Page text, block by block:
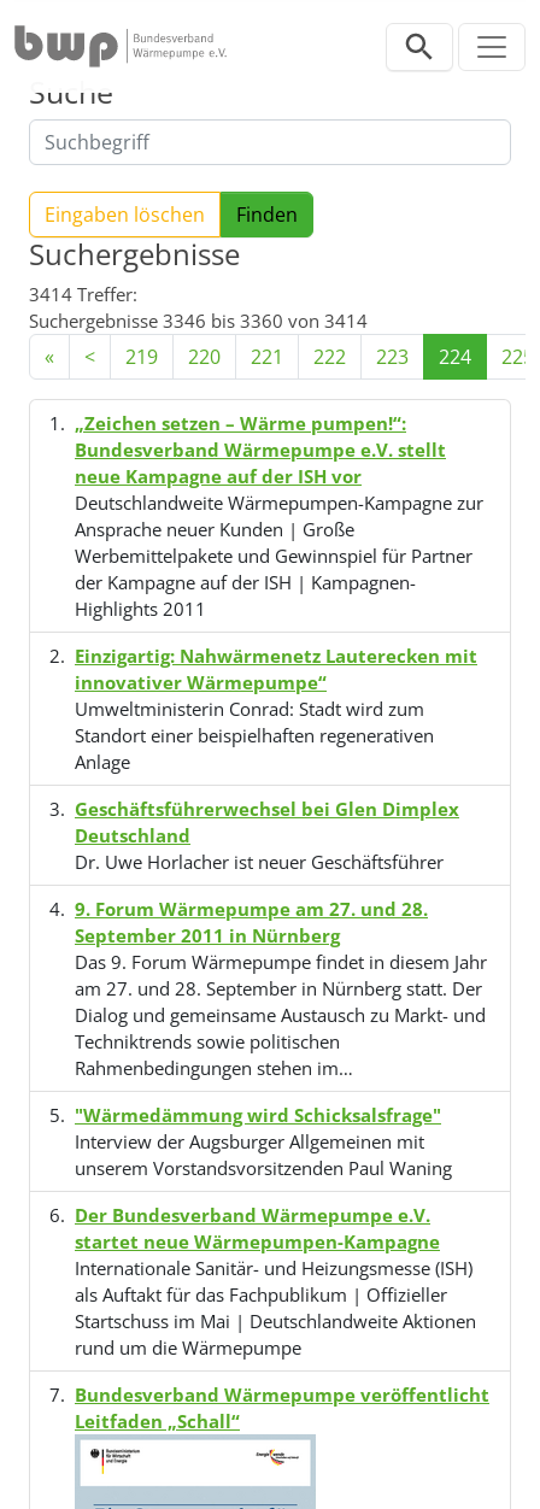
Suche
Eingaben löschen
Suchergebnisse
3414 Treffer:
Suchergebnisse 3346 bis 3360 von 3414
« < 219 220 221 222 223 224 225
„Zeichen setzen – Wärme pumpen!“:
Bundesverband Wärmepumpe e.V. stellt
neue Kampagne auf der ISH vor
Deutschlandweite Wärmepumpen-Kampagne zur
Ansprache neuer Kunden | Große
Werbemittelpakete und Gewinnspiel für Partner
der Kampagne auf der ISH | Kampagnen-
Highlights 2011
Einzigartig: Nahwärmenetz Lauterecken mit
innovativer Wärmepumpe“
Umweltministerin Conrad: Stadt wird zum
Standort einer beispielhaften regenerativen
Anlage
Geschäftsführerwechsel bei Glen Dimplex
Deutschland
Dr. Uwe Horlacher ist neuer Geschäftsführer
9. Forum Wärmepumpe am 27. und 28.
September 2011 in Nürnberg
Das 9. Forum Wärmepumpe findet in diesem Jahr
am 27. und 28. September in Nürnberg statt. Der
Dialog und gemeinsame Austausch zu Markt- und
Techniktrends sowie politischen
Rahmenbedingungen stehen im…
"Wärmedämmung wird Schicksalsfrage"
Interview der Augsburger Allgemeinen mit
unserem Vorstandsvorsitzenden Paul Waning
Der Bundesverband Wärmepumpe e.V.
startet neue Wärmepumpen-Kampagne
Internationale Sanitär- und Heizungsmesse (ISH)
als Auftakt für das Fachpublikum | Offizieller
Startschuss im Mai | Deutschlandweite Aktionen
rund um die Wärmepumpe
Bundesverband Wärmepumpe veröffentlicht
Leitfaden „Schall“